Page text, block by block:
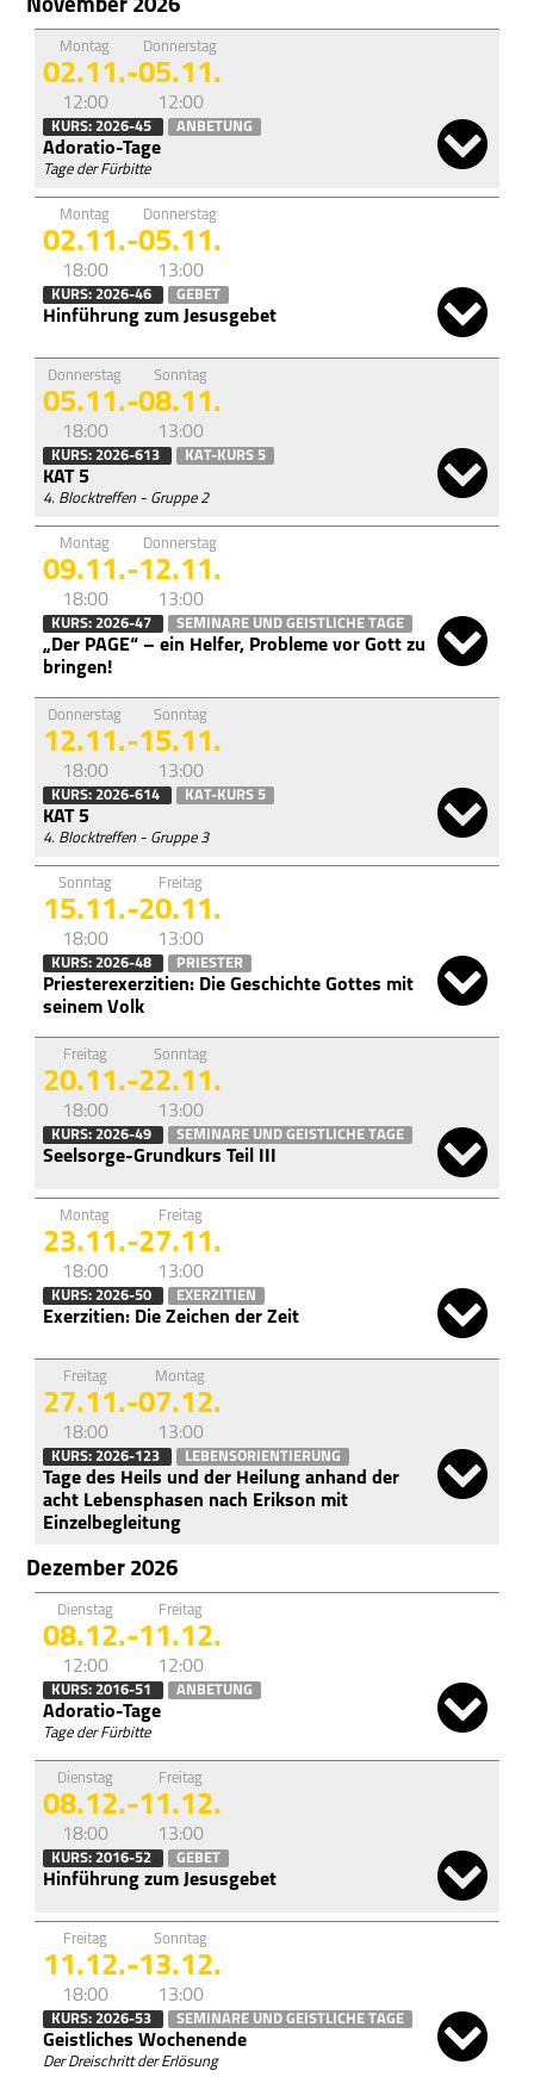
November 2026
Montag
02.11.
12:00
-
Donnerstag
05.11.
12:00
KURS: 2026-45 ANBETUNG
Adoratio-Tage
Tage der Fürbitte
Montag
02.11.
18:00
-
Donnerstag
05.11.
13:00
KURS: 2026-46 GEBET
Hinführung zum Jesusgebet
Donnerstag
05.11.
18:00
-
Sonntag
08.11.
13:00
KURS: 2026-613 KAT-KURS 5
KAT 5
4. Blocktreffen - Gruppe 2
Montag
09.11.
18:00
-
Donnerstag
12.11.
13:00
KURS: 2026-47 SEMINARE UND GEISTLICHE TAGE
„Der PAGE“ – ein Helfer, Probleme vor Gott zu
bringen!
Donnerstag
12.11.
18:00
-
Sonntag
15.11.
13:00
KURS: 2026-614 KAT-KURS 5
KAT 5
4. Blocktreffen - Gruppe 3
Sonntag
15.11.
18:00
-
Freitag
20.11.
13:00
KURS: 2026-48 PRIESTER
Priesterexerzitien: Die Geschichte Gottes mit
seinem Volk
Freitag
20.11.
18:00
-
Sonntag
22.11.
13:00
KURS: 2026-49 SEMINARE UND GEISTLICHE TAGE
Seelsorge-Grundkurs Teil III
Montag
23.11.
18:00
-
Freitag
27.11.
13:00
KURS: 2026-50 EXERZITIEN
Exerzitien: Die Zeichen der Zeit
Freitag
27.11.
18:00
-
Montag
07.12.
13:00
KURS: 2026-123 LEBENSORIENTIERUNG
Tage des Heils und der Heilung anhand der
acht Lebensphasen nach Erikson mit
Einzelbegleitung
Dezember 2026
Dienstag
08.12.
12:00
-
Freitag
11.12.
12:00
KURS: 2016-51 ANBETUNG
Adoratio-Tage
Tage der Fürbitte
Dienstag
08.12.
18:00
-
Freitag
11.12.
13:00
KURS: 2016-52 GEBET
Hinführung zum Jesusgebet
Freitag
11.12.
18:00
-
Sonntag
13.12.
13:00
KURS: 2026-53 SEMINARE UND GEISTLICHE TAGE
Geistliches Wochenende
Der Dreischritt der Erlösung